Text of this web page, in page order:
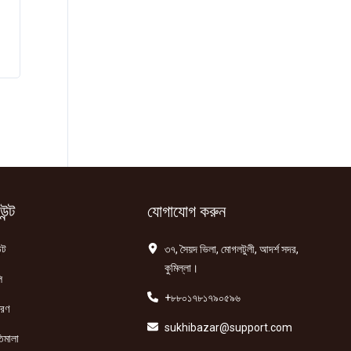
যোগাযোগ করুন
৩৭, সৈয়দ ভিলা, মোগলটুলী, আদর্শ সদর,
কুমিল্লা।
+৮৮০১৭৮১৭৯০৫৯৬
sukhibazar@support.com